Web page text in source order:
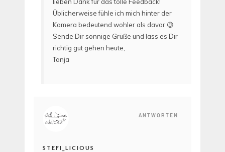
Üblicherweise fühle ich mich hinter der
Kamera bedeutend wohler als davor 😉
Sende Dir sonnige Grüße und lass es Dir
richtig gut gehen heute,
Tanja
ANTWORTEN
STEFI_LICIOUS